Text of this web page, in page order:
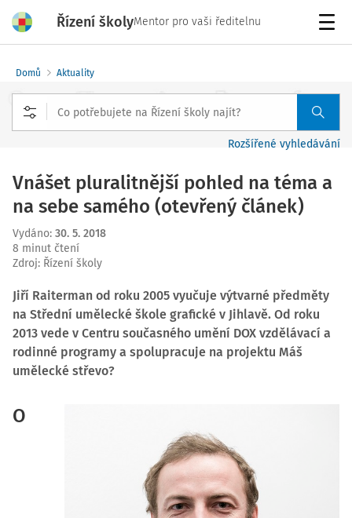
Řízení školyMentor pro vaši ředitelnu
Domů Aktuality
Rozšířené vyhledávání
Vnášet pluralitnější pohled na téma a
na sebe samého (otevřený článek)
Vydáno: 30. 5. 2018
8 minut čtení
Zdroj: Řízení školy
Jiří Raiterman od roku 2005 vyučuje výtvarné předměty
na Střední umělecké škole grafické v Jihlavě. Od roku
2013 vede v Centru současného umění DOX vzdělávací a
rodinné programy a spolupracuje na projektu Máš
umělecké střevo?
O